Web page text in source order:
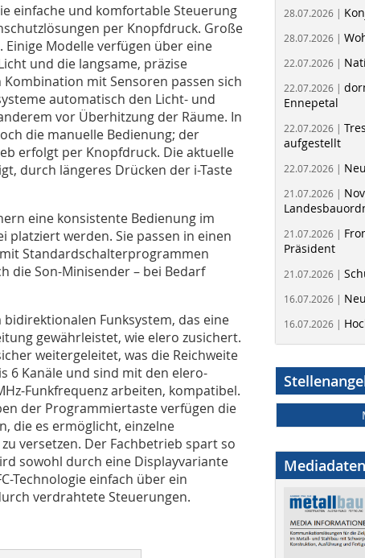
einfache und komfortable Steuerung
per Knopfdruck. Große
Modelle verfügen über eine
und die langsame, präzise
mit Sensoren passen sich
automatisch den Licht- und
vor Überhitzung der Räume. In
die manuelle Bedienung; der
erfolgt per Knopfdruck. Die aktuelle
durch längeres Drücken der i-Taste
eine konsistente Bedienung im
platziert werden. Sie passen in einen
Standardschalterprogrammen
die Son-Minisender – bei Bedarf
Funksystem, das eine
gewährleistet, wie elero zusichert.
weitergeleitet, was die Reichweite
6 Kanäle und sind mit den elero-
Funkfrequenz arbeiten, kompatibel.
der Programmiertaste verfügen die
die es ermöglicht, einzelne
versetzen. Der Fachbetrieb spart so
sowohl durch eine Displayvariante
Technologie einfach über ein
verdrahtete Steuerungen.
28.07.2026 |
28.07.2026 |
22.07.2026 |
22.07.2026 |
Ennepetal
22.07.2026 |
aufgestellt
22.07.2026 |
21.07.2026 |
21.07.2026 |
Präsident
21.07.2026 |
16.07.2026 |
16.07.2026 |
Mediadaten